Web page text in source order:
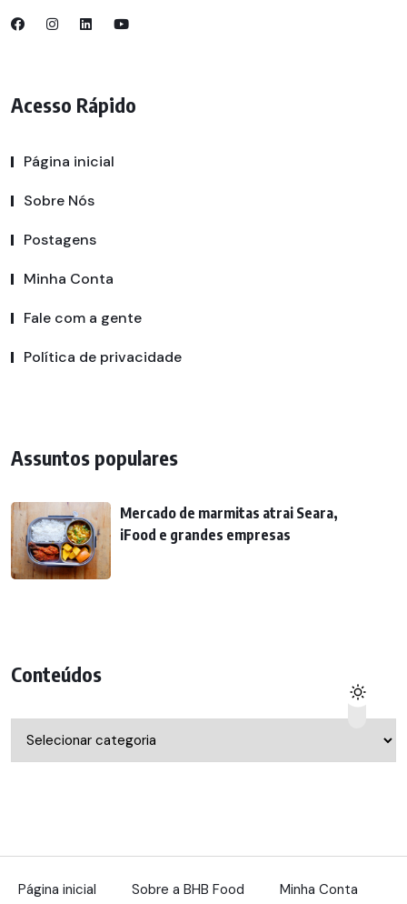
Acesso Rápido
Página inicial
Sobre Nós
Postagens
Minha Conta
Fale com a gente
Política de privacidade
Assuntos populares
Mercado de marmitas atrai Seara,
iFood e grandes empresas
Conteúdos
Conteúdos
Página inicial Sobre a BHB Food Minha Conta